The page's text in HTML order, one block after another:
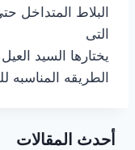
البلاط المتداخل
التى
يختارها السيد
الطريقه المناسبه
أحدث المقالات